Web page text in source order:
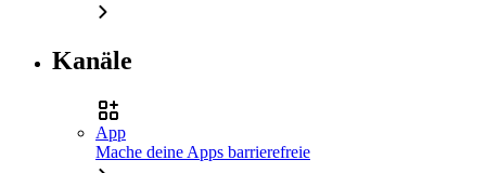
Kanäle
App
Mache deine Apps barrierefreie